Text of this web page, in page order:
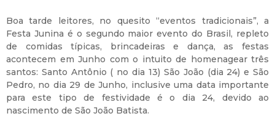
Boa tarde leitores, no quesito “eventos tradicionais”, a
Festa Junina é o segundo maior evento do Brasil, repleto
de comidas típicas, brincadeiras e dança, as festas
acontecem em Junho com o intuito de homenagear três
santos: Santo Antônio ( no dia 13) São João (dia 24) e São
Pedro, no dia 29 de Junho, inclusive uma data importante
para este tipo de festividade é o dia 24, devido ao
nascimento de São João Batista.